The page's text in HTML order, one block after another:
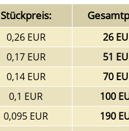
Stückpreis:
0,26 EUR
26
0,17 EUR
51
0,14 EUR
70
0,1 EUR
100
0,095 EUR
190